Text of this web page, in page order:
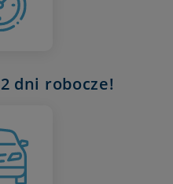
dni robocze!